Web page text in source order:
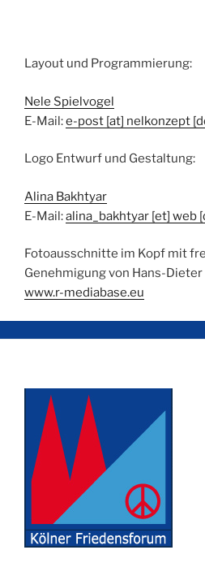
Layout und Programmierung:
Nele Spielvogel
E-Mail:e-post [at] nelkonzept
Logo Entwurf und Gestaltung:
Alina Bakhtyar
E-Mail:alina_bakhtyar [et] web
Fotoausschnitte im Kopf mit
Genehmigung von Hans-Dieter
www.r-mediabase.eu